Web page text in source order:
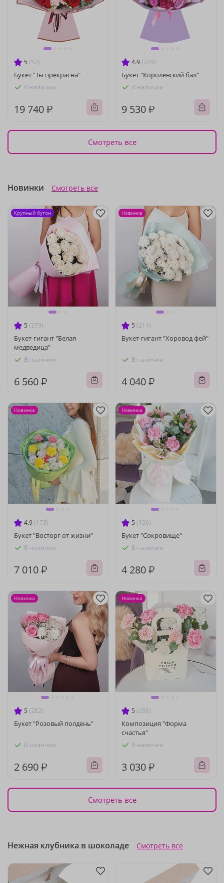
5 (52)
Букет "Ты прекрасна"
В наличии
19 740 ₽
4.9 (229)
Букет "Королевский бал"
В наличии
9 530 ₽
Смотреть все
Новинки Смотреть все
5 (279)
Букет-гигант "Белая
медведица"
В наличии
6 560 ₽
Крупный бутон
5 (211)
Букет-гигант "Хоровод фей"
В наличии
4 040 ₽
Новинка
4.9 (173)
Букет "Восторг от жизни"
В наличии
7 010 ₽
Новинка
5 (126)
Букет "Сокровище"
В наличии
4 280 ₽
Новинка
5 (282)
Букет "Розовый полдень"
В наличии
2 690 ₽
Новинка
5 (288)
Композиция "Форма
счастья"
В наличии
3 030 ₽
Новинка
Смотреть все
Нежная клубника в шоколаде Смотреть все